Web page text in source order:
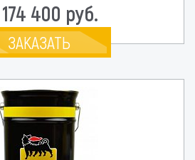
400 руб.
ЗАКАЗАТЬ